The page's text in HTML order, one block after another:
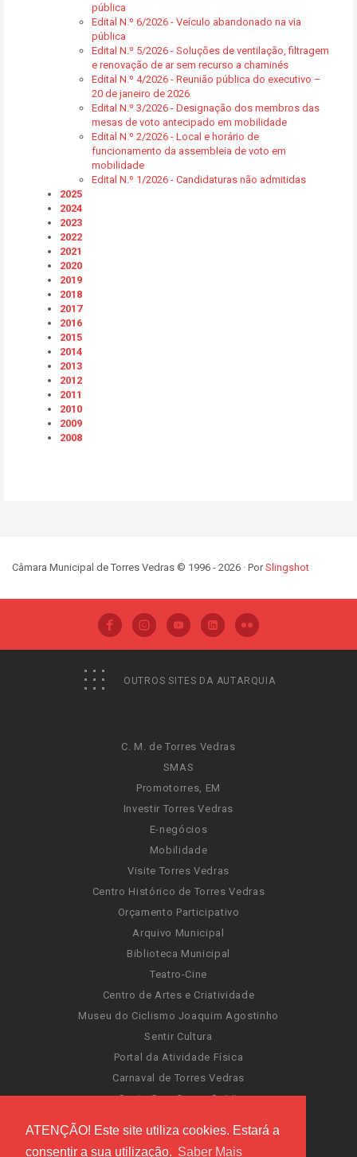
ATENÇÃO! Este site utiliza cookies. Estará a
consentir a sua utilização. Saber Mais
pública
Edital N.º 6/2026 - Veículo abandonado na via
pública
Edital N.º 5/2026 - Soluções de ventilação, filtragem
e renovação de ar sem recurso a chaminés
Edital N.º 4/2026 - Reunião pública do executivo –
20 de janeiro de 2026
Edital N.º 3/2026 - Designação dos membros das
mesas de voto antecipado em mobilidade
Edital N.º 2/2026 - Local e horário de
funcionamento da assembleia de voto em
mobilidade
Edital N.º 1/2026 - Candidaturas não admitidas
2025
2024
2023
2022
2021
2020
2019
2018
2017
2016
2015
2014
2013
2012
2011
2010
2009
2008
Câmara Municipal de Torres Vedras © 1996 - 2026 · PorSlingshot
OUTROS SITES DA AUTARQUIA
C. M. de Torres Vedras
SMAS
Promotorres, EM
Investir Torres Vedras
E-negócios
Mobilidade
Visite Torres Vedras
Centro Histórico de Torres Vedras
Orçamento Participativo
Arquivo Municipal
Biblioteca Municipal
Teatro-Cine
Centro de Artes e Criatividade
Museu do Ciclismo Joaquim Agostinho
Sentir Cultura
Portal da Atividade Física
Carnaval de Torres Vedras
Santa Cruz Ocean Spirit